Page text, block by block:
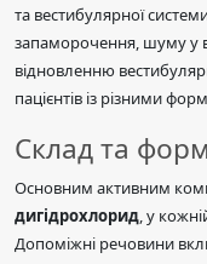
та вестибулярної
запаморочення, шуму у
відновленню
пацієнтів із різними
Склад та
Основним активним
дигідрохлорид, у
Допоміжні речовини